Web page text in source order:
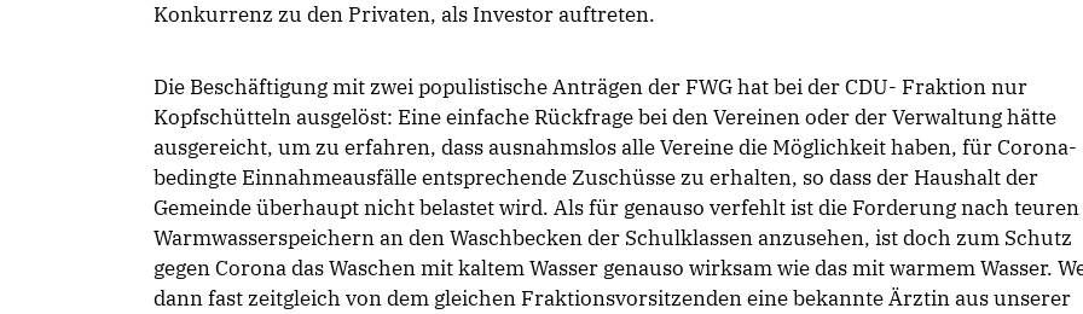
Konkurrenz zu den Privaten, als Investor auftreten.
Die Beschäftigung mit zwei populistische Anträgen der FWG hat bei der CDU- Fraktion nur
Kopfschütteln ausgelöst: Eine einfache Rückfrage bei den Vereinen oder der Verwaltung hätte
ausgereicht, um zu erfahren, dass ausnahmslos alle Vereine die Möglichkeit haben, für Corona-
bedingte Einnahmeausfälle entsprechende Zuschüsse zu erhalten, so dass der Haushalt der
Gemeinde überhaupt nicht belastet wird. Als für genauso verfehlt ist die Forderung nach teuren
Warmwasserspeichern an den Waschbecken der Schulklassen anzusehen, ist doch zum Schutz
gegen Corona das Waschen mit kaltem Wasser genauso wirksam wie das mit warmem Wasser.
dann fast zeitgleich von dem gleichen Fraktionsvorsitzenden eine bekannte Ärztin aus unserer